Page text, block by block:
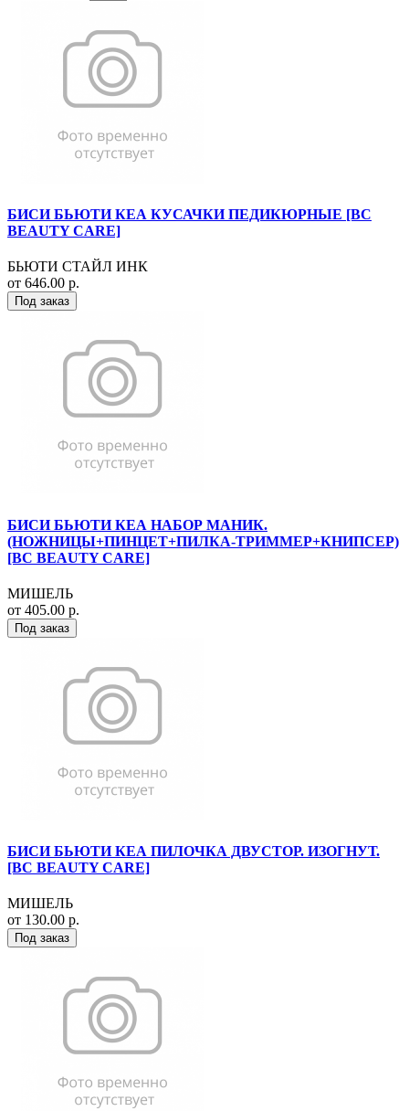
БИСИ БЬЮТИ КЕА КУСАЧКИ ПЕДИКЮРНЫЕ [BC
BEAUTY CARE]
БЬЮТИ СТАЙЛ ИНК
от 646.00 р.
Под заказ
БИСИ БЬЮТИ КЕА НАБОР МАНИК.
(НОЖНИЦЫ+ПИНЦЕТ+ПИЛКА-ТРИММЕР+КНИПСЕР)
[BC BEAUTY CARE]
МИШЕЛЬ
от 405.00 р.
Под заказ
БИСИ БЬЮТИ КЕА ПИЛОЧКА ДВУСТОР. ИЗОГНУТ.
[BC BEAUTY CARE]
МИШЕЛЬ
от 130.00 р.
Под заказ